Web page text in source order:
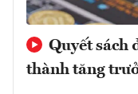
Quyết sách
thành tăng